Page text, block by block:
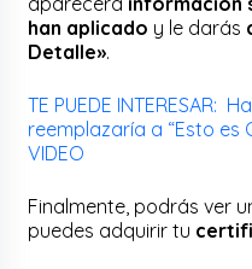
han aplicado y le darás
Detalle».
TE PUEDE INTERESAR:
reemplazaría a “Esto es
VIDEO
Finalmente, podrás ver
puedes adquirir tu